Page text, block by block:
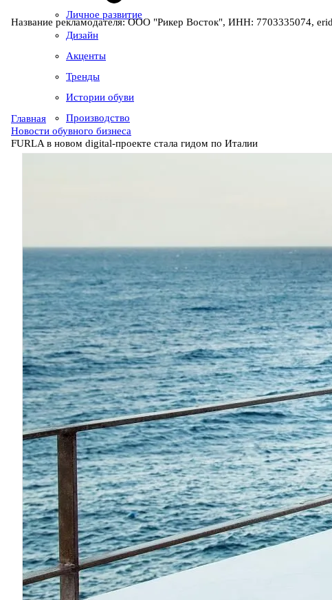
Личное развитие
Дизайн
Акценты
Тренды
Истории обуви
Производство
Название рекламодателя: ООО "Рикер Восток", ИНН: 7703335074,
Главная
Новости обувного бизнеса
FURLA в новом digital-проекте стала гидом по Италии